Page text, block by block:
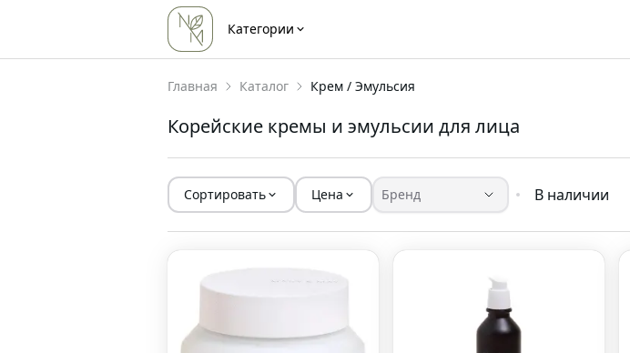
Категории
Главная Каталог Крем / Эмульсия
Корейские кремы и эмульсии для лица
Сортировать Цена Бренд В наличии